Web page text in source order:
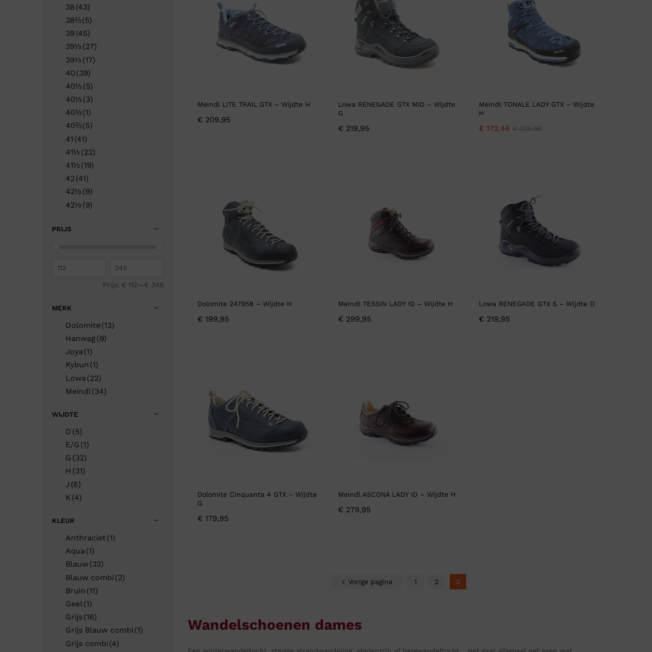
Wandelschoenen
Verbandschoenen (externe website)
Meindl LITE TRAIL GTX – Wijdte H
€ 209,95
Lowa RENEGADE GTX MID – Wijdte
G
€219,95
Meindl TONALE LADY GTX – Wijdte
H
€172,46 €229,95
Dolomite 247958 – Wijdte H
€ 199,95
Meindl TESSIN LADY ID – Wijdte H
€299,95
Lowa RENEGADE GTX S – Wijdte D
€219,95
Dolomite Cinquanta 4 GTX – Wijdte
G
€ 179,95
Meindl ASCONA LADY ID – Wijdte H
€279,95
Vorige pagina 1 2 3
Wandelschoenen dames
38 (43)
38⅔(5)
39 (45)
39½ (27)
39½ (17)
40 (39)
40½ (5)
40½ (3)
40⅓(1)
40⅔(5)
41 (41)
41½ (22)
41½ (19)
42 (41)
42½ (9)
42½ (9)
43½
PRIJS
Prijs: € 112—€ 345
MERK
Dolomite (13)
Hanwag (9)
Joya(1)
Kybun (1)
Lowa (22)
Meindl (34)
WIJDTE
D (5)
E/G (1)
G (32)
H (31)
J (6)
K (4)
KLEUR
Anthraciet (1)
Aqua(1)
Blauw(32)
Blauw combi (2)
Bruin (11)
Geel(1)
Grijs(16)
Grijs Blauw combi (1)
Grijs combi (4)